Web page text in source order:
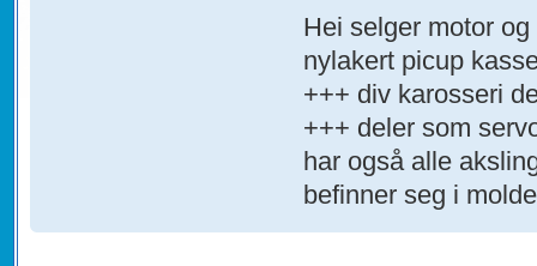
Hei selger motor
nylakert picup
+++ div karosseri
+++ deler som
har også alle
befinner seg i